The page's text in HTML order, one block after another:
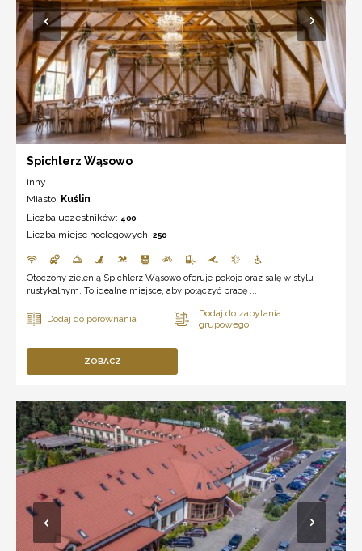
Spichlerz Wąsowo
inny
Miasto: Kuślin
Liczba uczestników: 400
Liczba miejsc noclegowych: 250
Otoczony zielenią Spichlerz Wąsowo oferuje pokoje oraz salę w stylu
rustykalnym. To idealne miejsce, aby połączyć pracę ...
ZOBACZ